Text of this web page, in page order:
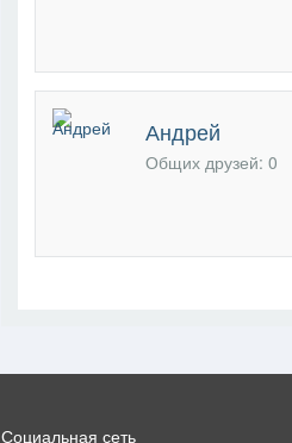
Андрей
Общих друзей: 0
Социальная сеть